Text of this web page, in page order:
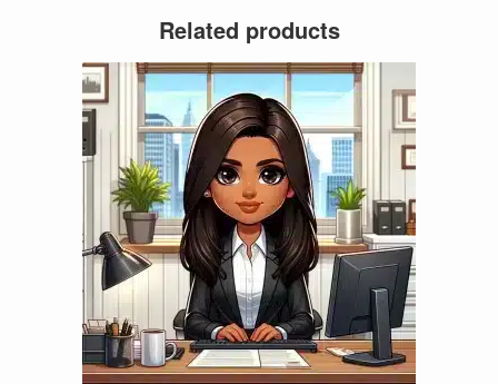
Related products